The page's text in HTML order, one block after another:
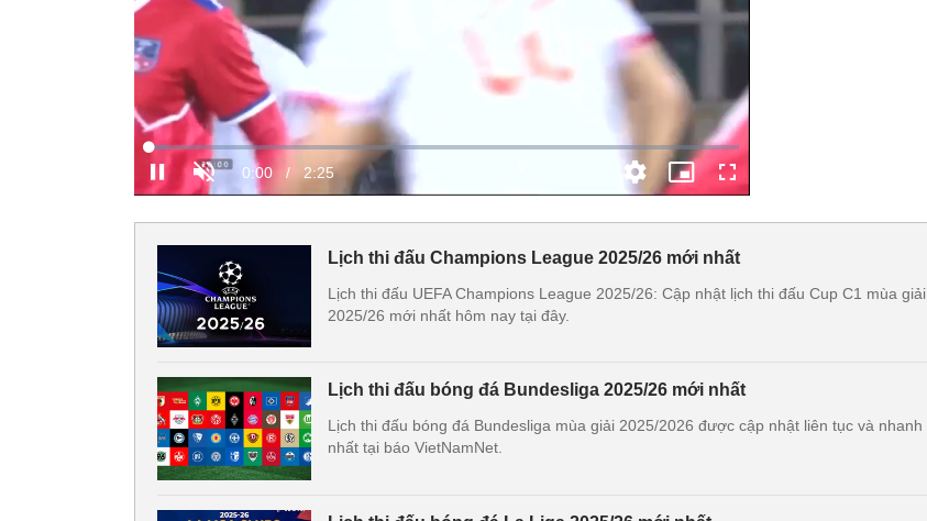
Lịch thi đấu Champions League 2025/26 mới nhất
Lịch thi đấu UEFA Champions League 2025/26: Cập nhật lịch thi đấu Cup C1 mùa giải
2025/26 mới nhất hôm nay tại đây.
Lịch thi đấu bóng đá Bundesliga 2025/26 mới nhất
Lịch thi đấu bóng đá Bundesliga mùa giải 2025/2026 được cập nhật liên tục và nhanh
nhất tại báo VietNamNet.